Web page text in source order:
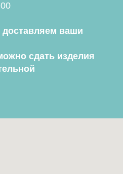
ваши
сдать изделия